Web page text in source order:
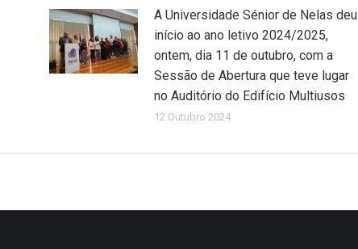
A Universidade Sénior de Nelas deu
início ao ano letivo 2024/2025,
ontem, dia 11 de outubro, com a
Sessão de Abertura que teve lugar
no Auditório do Edifício Multiusos
12 Outubro 2024